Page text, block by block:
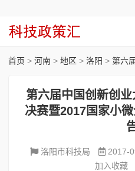
首页 > 河南 > 地区 > 洛阳 > 第六届中国
第六届中国创新创
决赛暨2017国家小
洛阳市科技局 2017-
加入收藏